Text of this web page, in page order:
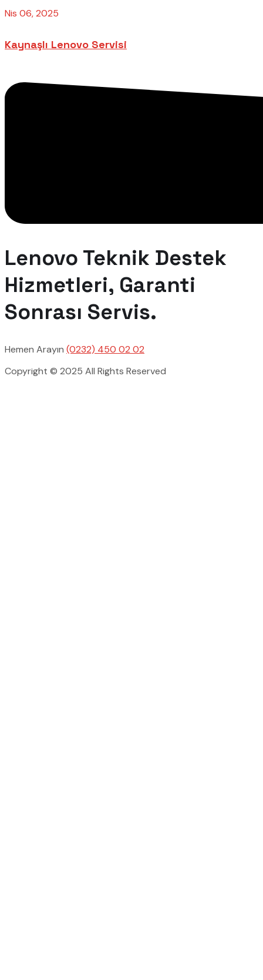
Nis 06, 2025
Kaynaşlı Lenovo Servisi
Lenovo Teknik Destek
Hizmetleri, Garanti
Sonrası Servis.
Hemen Arayın (0232) 450 02 02
Copyright © 2025 All Rights Reserved